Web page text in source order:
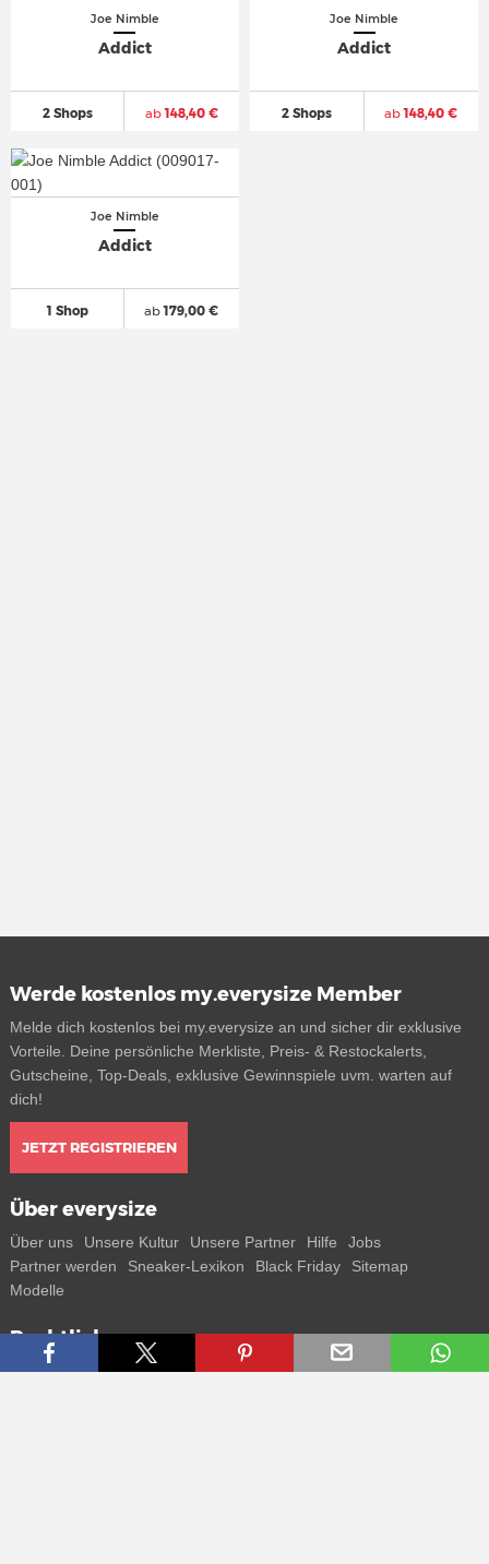
Joe Nimble
Addict
2 Shops ab148,40 €
Joe Nimble
Addict
2 Shops ab148,40 €
Joe Nimble
Addict
1 Shop ab179,00 €
Werde kostenlos my.everysize Member
Melde dich kostenlos bei my.everysize an und sicher dir exklusive
Vorteile. Deine persönliche Merkliste, Preis- & Restockalerts,
Gutscheine, Top-Deals, exklusive Gewinnspiele uvm. warten auf
dich!
JETZT REGISTRIEREN
Über everysize
Über uns Unsere Kultur Unsere Partner Hilfe
Jobs
Partner werden
Sneaker-Lexikon Black Friday
Sitemap
Modelle
Rechtliches
AGB Datenschutz Impressum Kontakt